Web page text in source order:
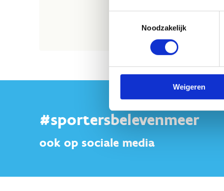
Noodzakelijk
Weigeren
#sportersbelevenmeer
ook op sociale media